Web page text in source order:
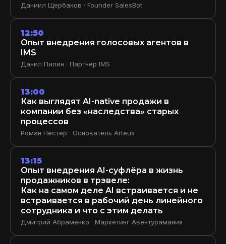
Даниил Щербаков · Founder SalesBot
12:50
Опыт внедрения голосовых агентов в
IMS
Данил Пилин · Партнер IMS
13:00
Как выглядят AI-native продажи в
компании без «наследства» старых
процессов
Роман Нестер · Основатель Arteus
13:15
Опыт внедрения AI-суфлёра в жизнь
продажников в трэвеле:
Как на самом деле AI встраивается и не
встраивается в рабочий день линейного
сотрудника и что с этим делать
Дмитрий Абраменко · Маркетинг Авентурамания